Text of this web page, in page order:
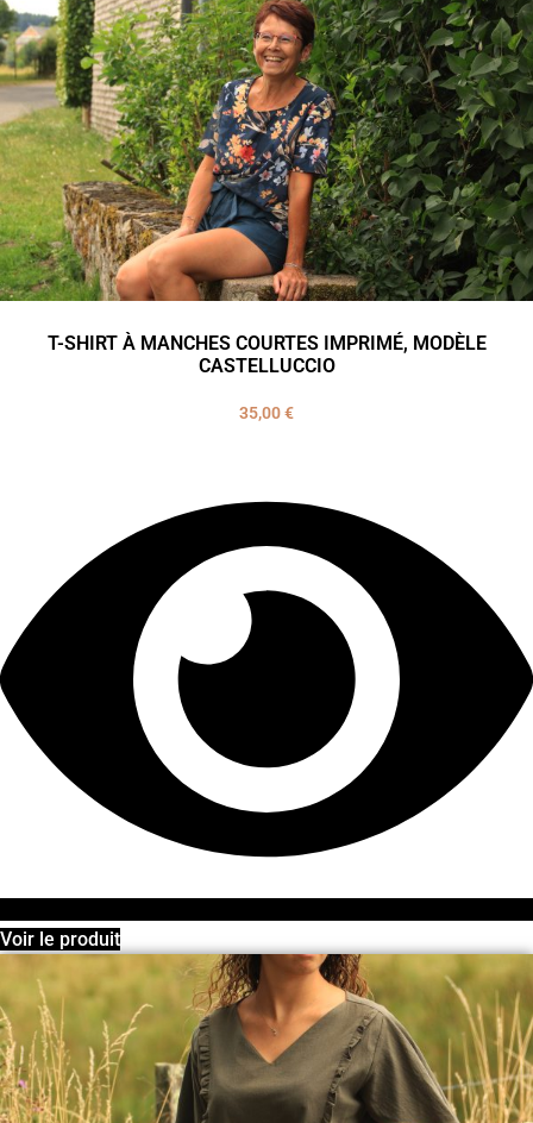
T-SHIRT À MANCHES COURTES IMPRIMÉ, MODÈLE
CASTELLUCCIO
35,00€
Voir le produit